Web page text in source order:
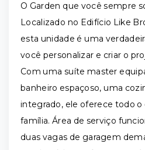
O Garden que você sempre
Localizado no Edifício Like
esta unidade é uma
você personalizar e criar o
Com uma suíte master
banheiro espaçoso, uma
integrado, ele oferece todo o
família. Área de serviço
duas vagas de garagem